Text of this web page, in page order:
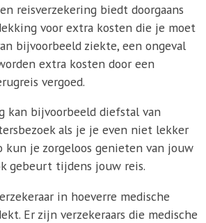
reisverzekering biedt doorgaans
voor extra kosten die je moet
bijvoorbeeld ziekte, een ongeval
extra kosten door een
vergoed.
kan bijvoorbeeld diefstal van
als je je even niet lekker
kun je zorgeloos genieten van jouw
gebeurt tijdens jouw reis.
in hoeverre medische
Er zijn verzekeraars die medische